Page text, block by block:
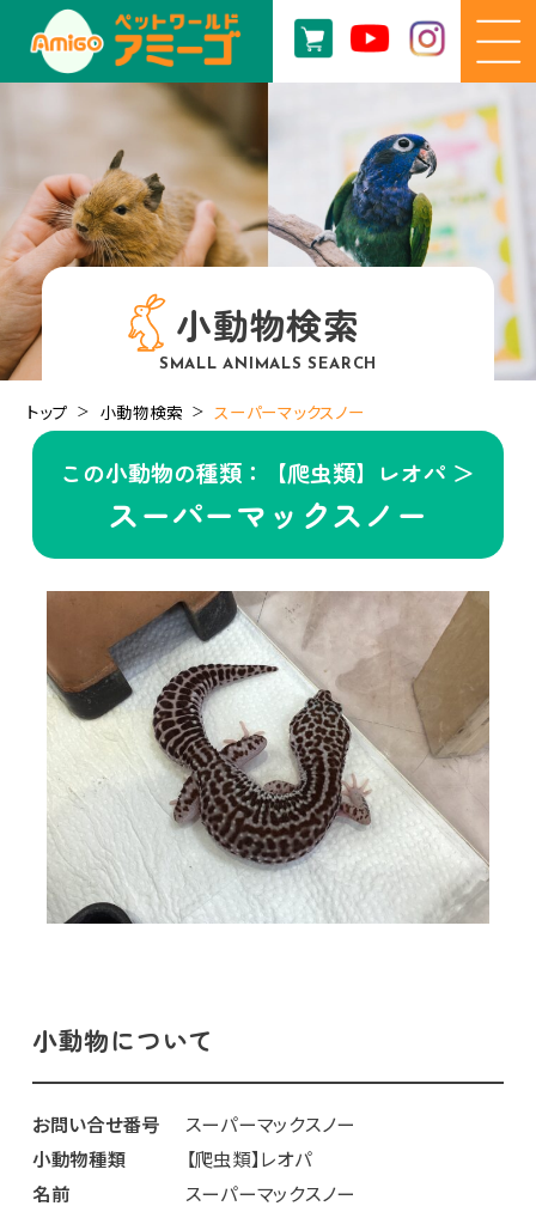
小動物検索
SMALL ANIMALS SEARCH
トップ 小動物検索 スーパーマックスノー
この小動物の種類：【爬虫類】レオパ ＞
スーパーマックスノー
小動物について
お問い合せ番号
スーパーマックスノー
小動物種類
【爬虫類】レオパ
名前
スーパーマックスノー